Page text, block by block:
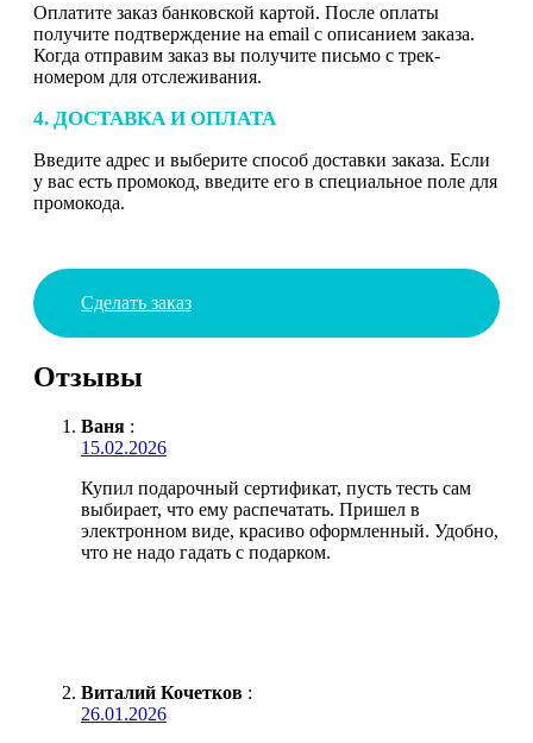
Оплатите заказ банковской картой. После оплаты
получите подтверждение на email с описанием заказа.
Когда отправим заказ вы получите письмо с трек-
номером для отслеживания.
4. ДОСТАВКА И ОПЛАТА
Введите адрес и выберите способ доставки заказа. Если
у вас есть промокод, введите его в специальное поле для
промокода.
Сделать заказ
Отзывы
Ваня :
15.02.2026
Купил подарочный сертификат, пусть тесть сам
выбирает, что ему распечатать. Пришел в
электронном виде, красиво оформленный. Удобно,
что не надо гадать с подарком.
Виталий Кочетков :
26.01.2026